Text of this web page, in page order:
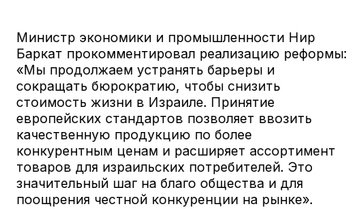
Министр экономики и промышленности Нир
Баркат прокомментировал реализацию реформы:
«​​​​Мы продолжаем устранять барьеры и
сокращать бюрократию, чтобы снизить
стоимость жизни в Израиле. Принятие
европейских стандартов позволяет ввозить
качественную продукцию по более
конкурентным ценам и расширяет ассортимент
товаров для израильских потребителей. Это
значительный шаг на благо общества и для
поощрения честной конкуренции на рынке».